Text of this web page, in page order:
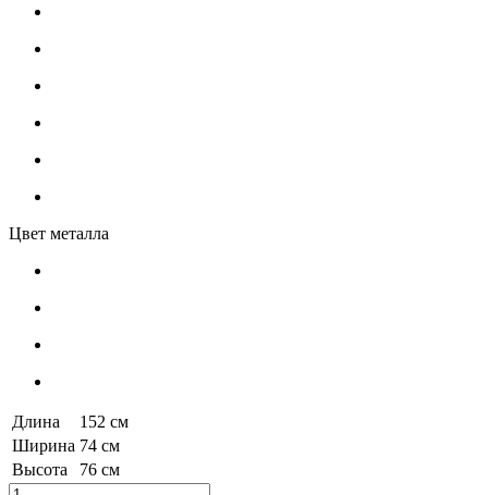
Цвет металла
Длина
152 см
Ширина 74 см
Высота
76 см